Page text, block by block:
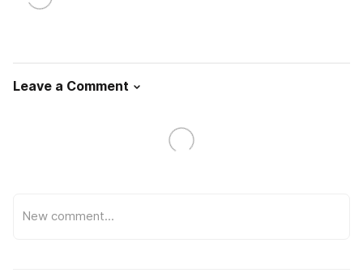
Leave a Comment